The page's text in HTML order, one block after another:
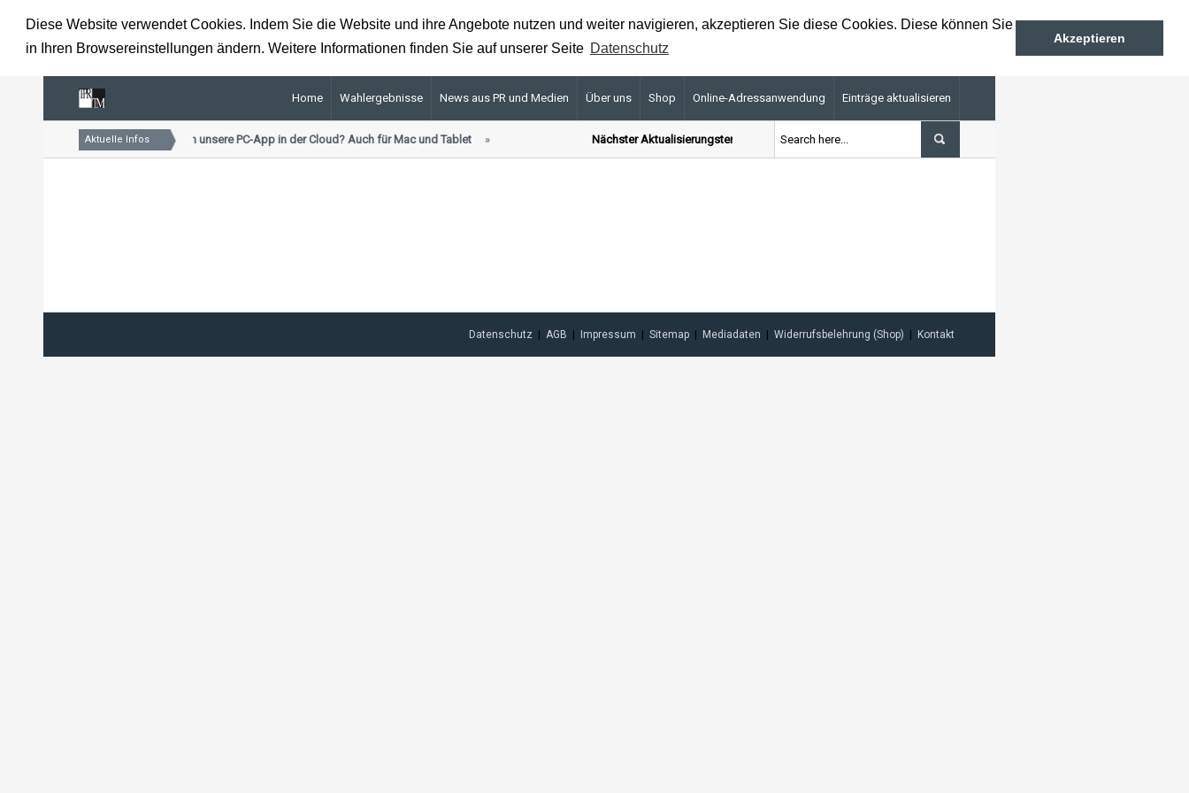
Diese Website verwendet Cookies. Indem Sie die Website und ihre Angebote nutzen und weiter navigieren, akzeptieren Sie diese Cookies. Diese können Sie
in Ihren Browsereinstellungen ändern. Weitere Informationen finden Sie auf unserer Seite Datenschutz
Akzeptieren
Home Wahlergebnisse News aus PR und Medien Über uns Shop Online-Adressanwendung Einträge aktualisieren
Aktuelle Infos
Kennen Sie schon unsere PC-App in der Cloud? Auch für Mac und Tablet Nächster Aktualisierungstermin für Premiumkunden: 15. Oktober 2026
Datenschutz AGB Impressum Sitemap Mediadaten Widerrufsbelehrung (Shop) Kontakt